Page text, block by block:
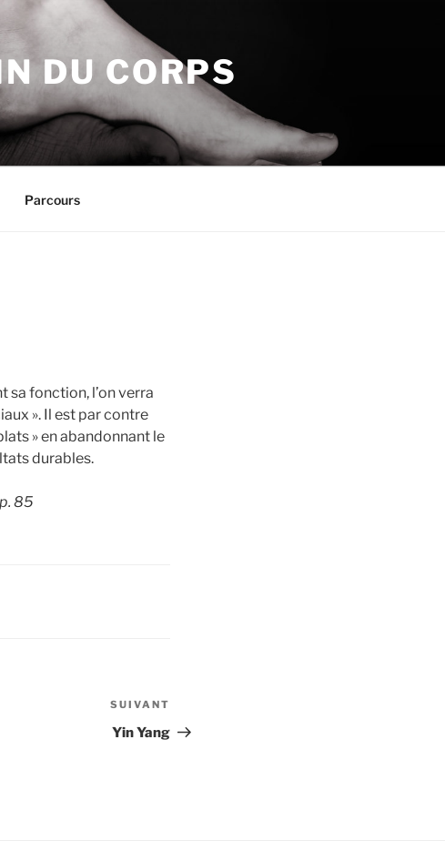
DU CORPS
Parcours
sa fonction, l’on verra
». Il est par contre
» en abandonnant le
durables.
85
suivant
SUIVANT
Yin Yang